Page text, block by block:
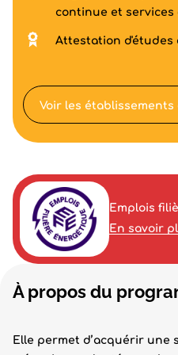
À propos du
Elle permet d’acquérir une
continue et services
Attestation d'études
Voir les
Emplois
En savoir